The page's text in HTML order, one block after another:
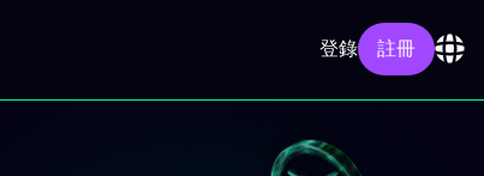
登錄 註冊